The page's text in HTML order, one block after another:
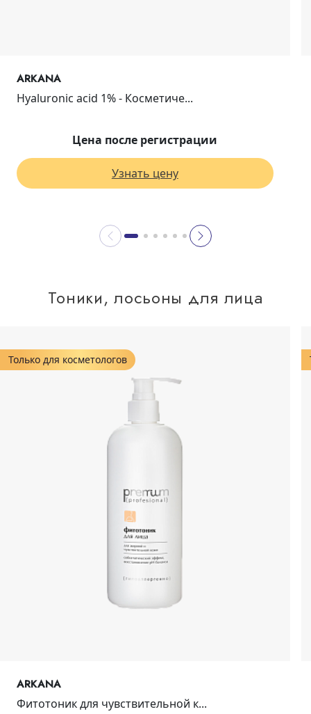
ARKANA
Hyaluronic acid 1% - Косметиче...
Цена после регистрации
Узнать цену
Тоники, лосьоны для лица
Только для косметологов
ARKANA
Фитотоник для чувствительной к...